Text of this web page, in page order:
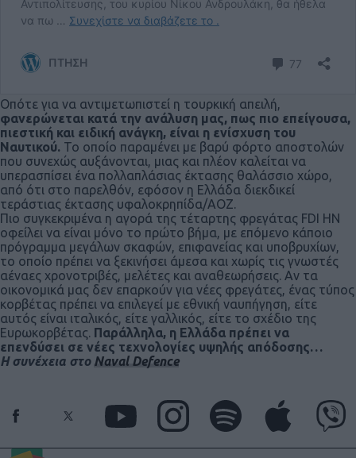
Οπότε για να αντιμετωπιστεί η τουρκική απειλή,
φανερώνεται κατά την ανάλυση μας, πως πιο επείγουσα,
πιεστική και ειδική ανάγκη, είναι η ενίσχυση του
Ναυτικού. Το οποίο παραμένει με βαρύ φόρτο αποστολών
που συνεχώς αυξάνονται, μιας και πλέον καλείται να
υπερασπίσει ένα πολλαπλάσιας έκτασης θαλάσσιο χώρο,
από ότι στο παρελθόν, εφόσον η Ελλάδα διεκδικεί
τεράστιας έκτασης υφαλοκρηπίδα/ΑΟΖ.
Πιο συγκεκριμένα η αγορά της τέταρτης φρεγάτας FDI HN
οφείλει να είναι μόνο το πρώτο βήμα, με επόμενο κάποιο
πρόγραμμα μεγάλων σκαφών, επιφανείας και υποβρυχίων,
το οποίο πρέπει να ξεκινήσει άμεσα και χωρίς τις γνωστές
αέναες χρονοτριβές, μελέτες και αναθεωρήσεις. Αν τα
οικονομικά μας δεν επαρκούν για νέες φρεγάτες, ένας τύπος
κορβέτας πρέπει να επιλεγεί με εθνική ναυπήγηση, είτε
αυτός είναι ιταλικός, είτε γαλλικός, είτε το σχέδιο της
Ευρωκορβέτας. Παράλληλα, η Ελλάδα πρέπει να
επενδύσει σε νέες τεχνολογίες υψηλής απόδοσης…
Η συνέχεια στο Naval Defence